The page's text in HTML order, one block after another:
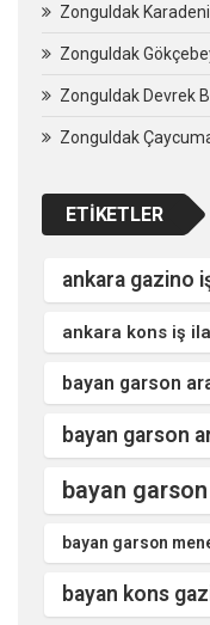
Zonguldak
Zonguldak
Zonguldak Devrek
Zonguldak
ETIKETLER
ankara gazino
ankara kons iş
bayan garson
bayan garson
bayan
bayan garson
bayan kons